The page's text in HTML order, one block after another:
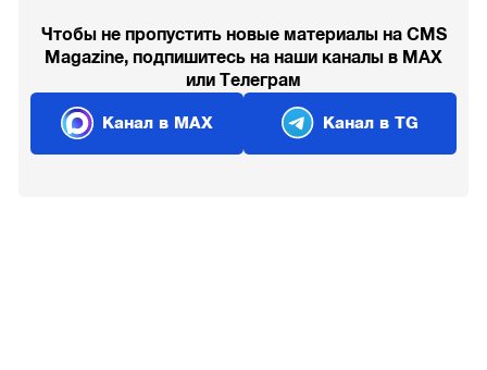
Чтобы не пропустить новые материалы на CMS
Magazine, подпишитесь на наши каналы в MAX
или Телеграм
Канал в MAX Канал в TG